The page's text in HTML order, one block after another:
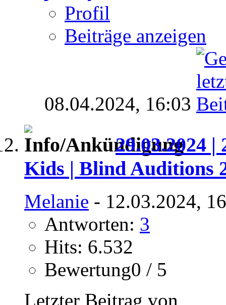
Profil
Beiträge anzeigen
08.04.2024, 16:03
29.03.2024 |
Kids | Blind Auditions
Melanie - 12.03.2024,
Antworten: 3
Hits: 6.532
Bewertung0 / 5
Letzter Beitrag von